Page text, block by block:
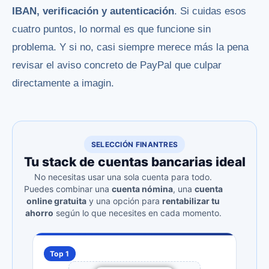
IBAN, verificación y autenticación. Si cuidas esos
cuatro puntos, lo normal es que funcione sin
problema. Y si no, casi siempre merece más la pena
revisar el aviso concreto de PayPal que culpar
directamente a imagin.
SELECCIÓN FINANTRES
Tu stack de cuentas bancarias ideal
No necesitas usar una sola cuenta para todo.
Puedes combinar una cuenta nómina, una cuenta
online gratuita y una opción para rentabilizar tu
ahorro según lo que necesites en cada momento.
Top 1